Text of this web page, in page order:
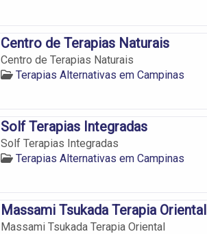
Centro de Terapias Naturais
Centro de Terapias Naturais
Terapias Alternativas em Campinas
Solf Terapias Integradas
Solf Terapias Integradas
Terapias Alternativas em Campinas
Massami Tsukada Terapia Oriental
Massami Tsukada Terapia Oriental